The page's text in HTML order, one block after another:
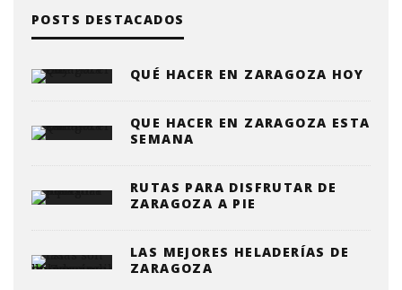
POSTS DESTACADOS
QUÉ HACER EN ZARAGOZA HOY
QUE HACER EN ZARAGOZA ESTA
SEMANA
RUTAS PARA DISFRUTAR DE
ZARAGOZA A PIE
LAS MEJORES HELADERÍAS DE
ZARAGOZA